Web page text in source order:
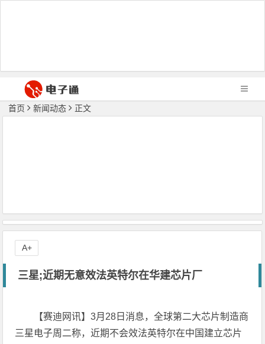
首页 新闻动态 正文
三星;近期无意效法英特尔在华建芯片厂
【赛迪网讯】3月28日消息，全球第二大芯片制造商
三星电子周二称，近期不会效法英特尔在中国建立芯片
A+